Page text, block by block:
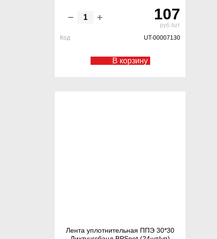
107
руб./шт
Код
UT-00007130
В корзину
Лента уплотнительная ППЭ 30*30